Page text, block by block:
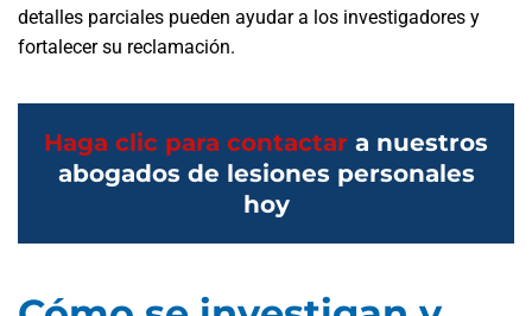
detalles parciales pueden ayudar a los investigadores y
fortalecer su reclamación.
Haga clic para contactar a nuestros
abogados de lesiones personales
hoy